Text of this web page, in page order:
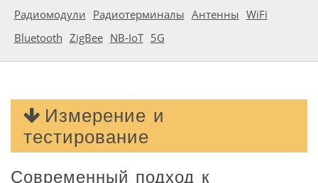
Радиомодули Радиотерминалы Антенны WiFi
Bluetooth ZigBee NB-IoT 5G
Измерение и
тестирование
Современный подход к